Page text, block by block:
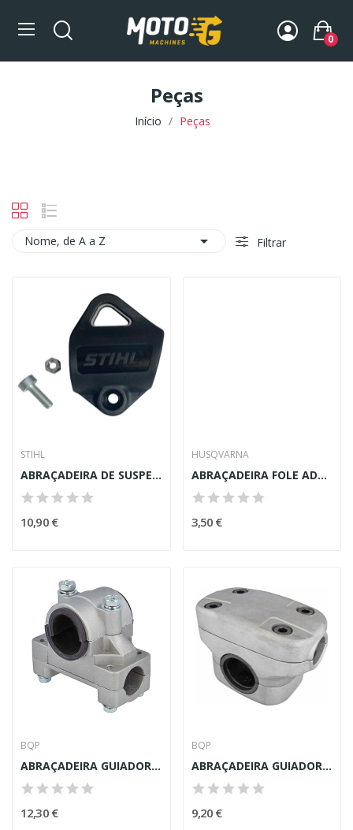
0
Peças
Início Peças
Nome, de A a Z  Filtrar
STIHL
ABRAÇADEIRA DE SUSPENSÓRIO STIHL FS260 (ORIGINAL)
10,90 €
HUSQVARNA
ABRAÇADEIRA FOLE ADMISSAO HUSQVARNA 365-371-372
3,50 €
BQP
ABRAÇADEIRA GUIADOR ROÇADORA 19mm (VARA 24mm)
12,30 €
BQP
ABRAÇADEIRA GUIADOR ROÇADORA 19mm (VARA 26mm)
9,20 €